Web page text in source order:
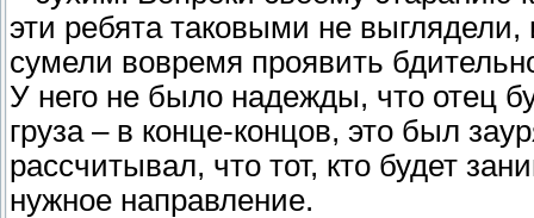
эти ребята таковыми не
сумели вовремя проявить
У него не было надежды, что отец
груза – в конце-концов, это был
рассчитывал, что тот, кто будет
нужное направление.